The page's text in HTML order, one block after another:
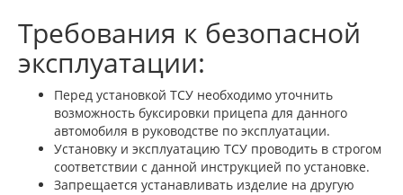
Требования к безопасной
эксплуатации:
Перед установкой ТСУ необходимо уточнить
возможность буксировки прицепа для данного
автомобиля в руководстве по эксплуатации.
Установку и эксплуатацию ТСУ проводить в строгом
соответствии с данной инструкцией по установке.
Запрещается устанавливать изделие на другую